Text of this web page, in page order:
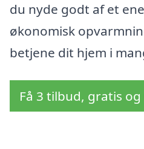
du nyde godt af et
økonomisk
betjene dit hjem i
Få 3 tilbud, gratis